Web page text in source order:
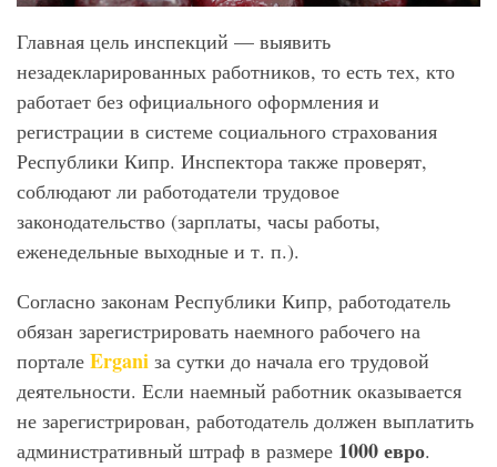
Главная цель инспекций — выявить
незадекларированных работников, то есть тех, кто
работает без официального оформления и
регистрации в системе социального страхования
Республики Кипр. Инспектора также проверят,
соблюдают ли работодатели трудовое
законодательство (зарплаты, часы работы,
еженедельные выходные и т. п.).
Согласно законам Республики Кипр, работодатель
обязан зарегистрировать наемного рабочего на
портале Ergani за сутки до начала его трудовой
деятельности. Если наемный работник оказывается
не зарегистрирован, работодатель должен выплатить
административный штраф в размере 1000 евро.